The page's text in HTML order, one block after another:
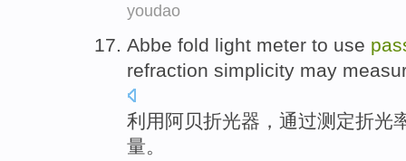
youdao
Abbe fold light meter to use
refraction simplicity may
利用阿贝折光器， 通过测定折光
量。